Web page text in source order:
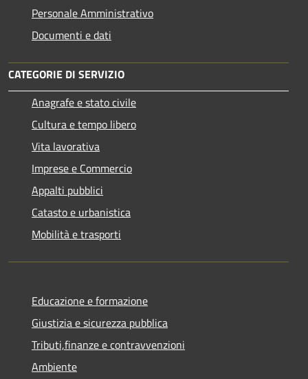
Personale Amministrativo
Documenti e dati
CATEGORIE DI SERVIZIO
Anagrafe e stato civile
Cultura e tempo libero
Vita lavorativa
Imprese e Commercio
Appalti pubblici
Catasto e urbanistica
Mobilità e trasporti
Educazione e formazione
Giustizia e sicurezza pubblica
Tributi,finanze e contravvenzioni
Ambiente